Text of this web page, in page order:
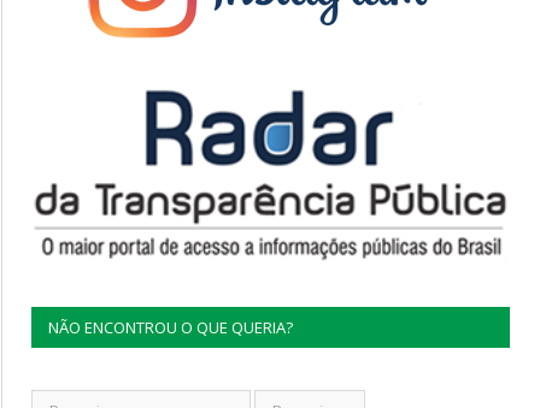
NÃO ENCONTROU O QUE QUERIA?